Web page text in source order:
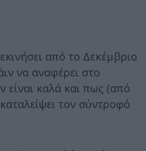
από το Δεκέμβριο
να αναφέρει στο
είναι καλά και πως (από
τον σύντροφό